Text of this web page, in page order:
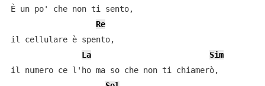
È un po' che non ti sento,
Re
il cellulare è spento,
La
Sim
il numero ce l'ho ma so che non ti chiamerò,